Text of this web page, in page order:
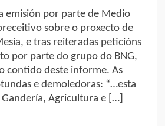
emisión por parte de Medio
sobre o proxecto de
e tras reiteradas peticións
por parte do grupo do BNG,
contido deste informe. As
e demoledoras: “…esta
Agricultura e […]